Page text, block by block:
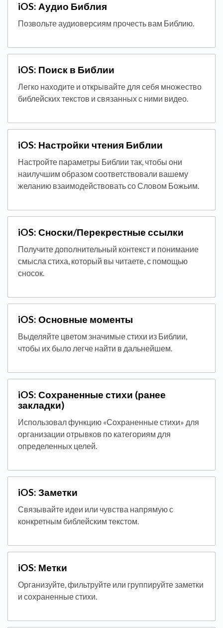
iOS: Аудио Библия
Позвольте аудиоверсиям прочесть вам Библию.
iOS: Поиск в Библии
Легко находите и открывайте для себя множество
библейских текстов и связанных с ними видео.
iOS: Настройки чтения Библии
Настройте параметры Библии так, чтобы они
наилучшим образом соответствовали вашему
желанию взаимодействовать со Словом Божьим.
iOS: Сноски/Перекрестные ссылки
Получите дополнительный контекст и понимание
смысла стиха, который вы читаете, с помощью
сносок.
iOS: Основные моменты
Выделяйте цветом значимые стихи из Библии,
чтобы их было легче найти в дальнейшем.
iOS: Сохраненные стихи (ранее
закладки)
Использовал функцию «Сохраненные стихи» для
организации отрывков по категориям для
определенных целей.
iOS: Заметки
Связывайте идеи или чувства напрямую с
конкретным библейским текстом.
iOS: Метки
Организуйте, фильтруйте или группируйте заметки
и сохраненные стихи.